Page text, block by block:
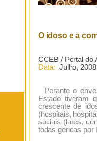
O idoso e a
CCEB / Portal do
Data: Julho, 2008
Perante o
Estado tiveram
crescente de
(hospitais,
sociais (lares,
todas geridas por